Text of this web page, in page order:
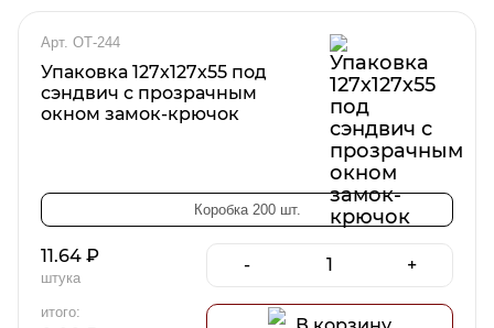
Арт. ОТ-244
Упаковка 127х127х55 под
сэндвич с прозрачным
окном замок-крючок
Коробка 200 шт.
11.64 ₽
штука
- +
итого: